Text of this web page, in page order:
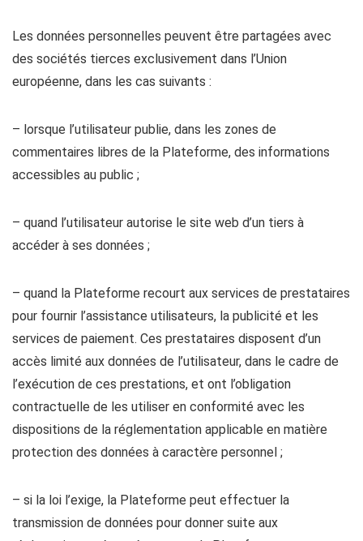
Les données personnelles peuvent être partagées avec
des sociétés tierces exclusivement dans l’Union
européenne, dans les cas suivants :
– lorsque l’utilisateur publie, dans les zones de
commentaires libres de la Plateforme, des informations
accessibles au public ;
– quand l’utilisateur autorise le site web d’un tiers à
accéder à ses données ;
– quand la Plateforme recourt aux services de prestataires
pour fournir l’assistance utilisateurs, la publicité et les
services de paiement. Ces prestataires disposent d’un
accès limité aux données de l’utilisateur, dans le cadre de
l’exécution de ces prestations, et ont l’obligation
contractuelle de les utiliser en conformité avec les
dispositions de la réglementation applicable en matière
protection des données à caractère personnel ;
– si la loi l’exige, la Plateforme peut effectuer la
transmission de données pour donner suite aux